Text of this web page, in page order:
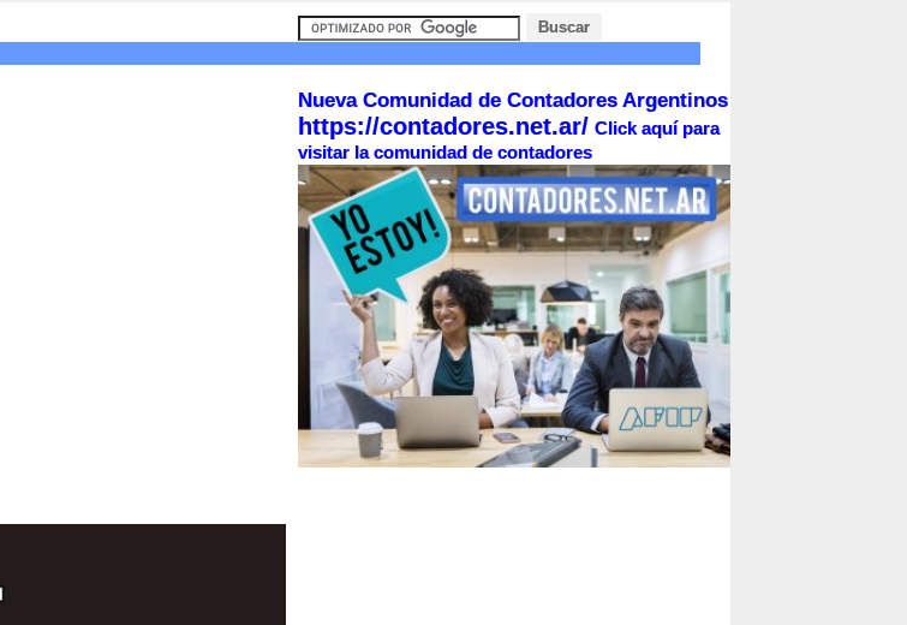
Nueva Comunidad de Contadores Argentinos
https://contadores.net.ar/ Click aquí para
visitar la comunidad de contadores